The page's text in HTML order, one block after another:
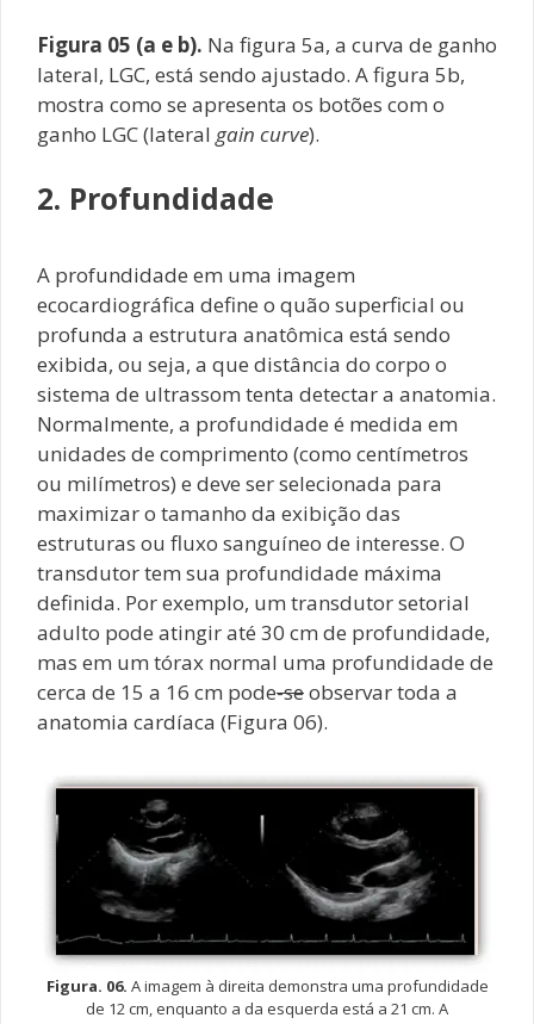
Figura 05 (a e b). Na figura 5a, a curva de ganho
lateral, LGC, está sendo ajustado. A figura 5b,
mostra como se apresenta os botões com o
ganho LGC (lateral gain curve).
2. Profundidade
A profundidade em uma imagem
ecocardiográfica define o quão superficial ou
profunda a estrutura anatômica está sendo
exibida, ou seja, a que distância do corpo o
sistema de ultrassom tenta detectar a anatomia.
Normalmente, a profundidade é medida em
unidades de comprimento (como centímetros
ou milímetros) e deve ser selecionada para
maximizar o tamanho da exibição das
estruturas ou fluxo sanguíneo de interesse. O
transdutor tem sua profundidade máxima
definida. Por exemplo, um transdutor setorial
adulto pode atingir até 30 cm de profundidade,
mas em um tórax normal uma profundidade de
cerca de 15 a 16 cm pode-seobservar toda a
anatomia cardíaca (Figura 06).
Figura. 06. A imagem à direita demonstra uma profundidade
de 12 cm, enquanto a da esquerda está a 21 cm. A